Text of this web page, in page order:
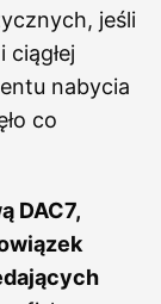
jeśli
nabycia
co
DAC7,